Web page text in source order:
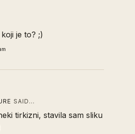
je to? ;)
SAID…
tirkizni, stavila sam sliku